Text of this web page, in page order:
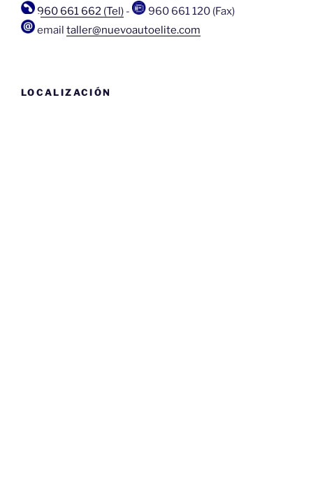
960 661 662 (Tel) -
960 661 120 (Fax)
email taller@nuevoautoelite.com
LOCALIZACIÓN